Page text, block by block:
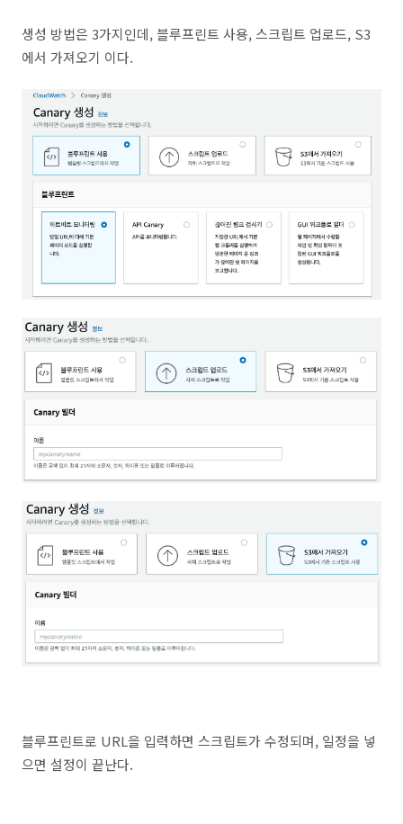
생성 방법은 3가지인데, 블루프린트 사용, 스크립트 업로드, S3
에서 가져오기 이다.
블루프린트로 URL을 입력하면 스크립트가 수정되며, 일정을 넣
으면 설정이 끝난다.